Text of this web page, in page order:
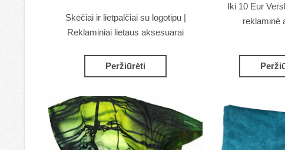
Skėčiai ir lietpalčiai su logotipu |
Reklaminiai lietaus aksesuarai
Peržiūrėti
Iki 10 Eur
reklaminė